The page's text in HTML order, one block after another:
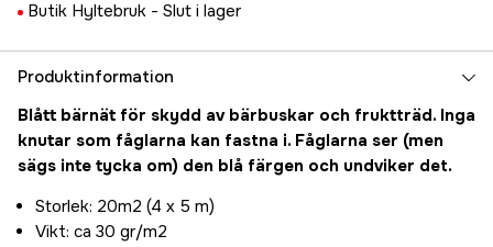
Butik Hyltebruk - Slut i lager
Produktinformation
Blått bärnät för skydd av bärbuskar och fruktträd. Inga
knutar som fåglarna kan fastna i. Fåglarna ser (men
sägs inte tycka om) den blå färgen och undviker det.
Storlek: 20m2 (4 x 5 m)
Vikt: ca 30 gr/m2